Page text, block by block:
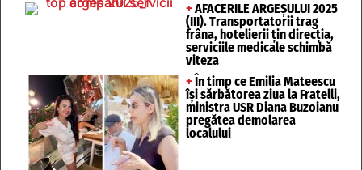
+ AFACERILE ARGEȘULUI 2025
(III). Transportatorii trag
frâna, hotelierii țin direcția,
serviciile medicale schimbă
viteza
+ În timp ce Emilia Mateescu
își sărbătorea ziua la Fratelli,
ministra USR Diana Buzoianu
pregătea demolarea
localului